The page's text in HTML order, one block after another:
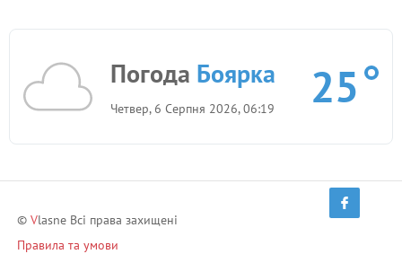
рушники.
Як же зняти квартиру на добу в цьому містечку?
Вибір квартир для Вашого короткострокового
Vlasne.ua. Зняти апартаменти за допомогою порталу Ви
-опис,
-контакти власників.
Погода Боярка
Четвер, 6 Серпня 2026, 06:19 25
© Vlasne Всі права захищені
Правила та умови